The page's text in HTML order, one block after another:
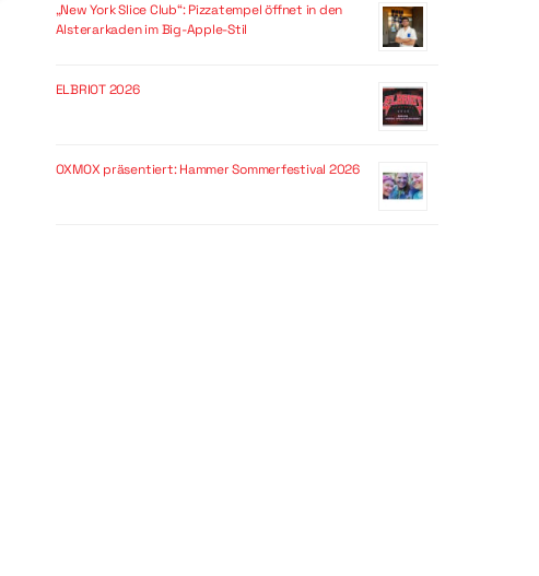
„New York Slice Club“: Pizzatempel öffnet in den
Alsterarkaden im Big-Apple-Stil
ELBRIOT 2026
OXMOX präsentiert: Hammer Sommerfestival 2026